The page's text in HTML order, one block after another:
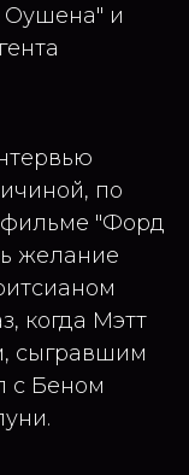
Оушена" и
по
фильме "Форд
желание
когда Мэтт
сыгравшим
с Беном